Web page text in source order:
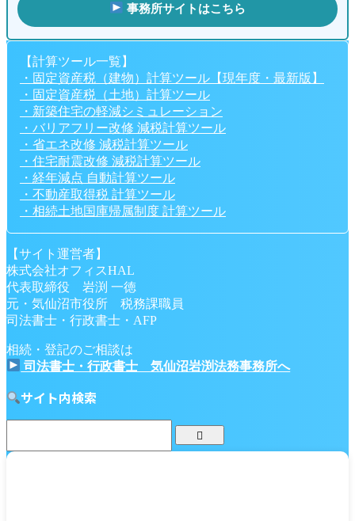
事務所サイトはこちら
【計算ツール一覧】
・固定資産税（建物）計算ツール【現年度・最新版】
・固定資産税（土地）計算ツール
・新築住宅の軽減シミュレーション
・バリアフリー改修 減税計算ツール
・省エネ改修 減税計算ツール
・住宅耐震改修 減税計算ツール
・経年減点 自動計算ツール
・不動産取得税 計算ツール
・相続土地国庫帰属制度 計算ツール
【サイト運営者】
株式会社オフィスHAL
代表取締役 岩渕 一徳
元・気仙沼市役所 税務課職員
司法書士・行政書士・AFP
相続・登記のご相談は
司法書士・行政書士 気仙沼岩渕法務事務所へ
サイト内検索